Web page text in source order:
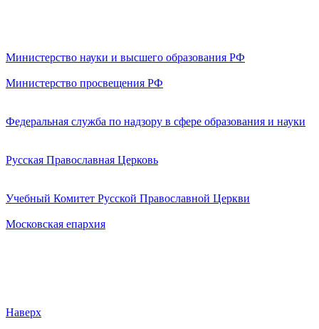
Министерство науки и высшего образования РФ
Министерство просвещения РФ
Федеральная служба по надзору в сфере образования и науки
Русская Православная Церковь
Учебный Комитет Русской Православной Церкви
Московская епархия
Наверх